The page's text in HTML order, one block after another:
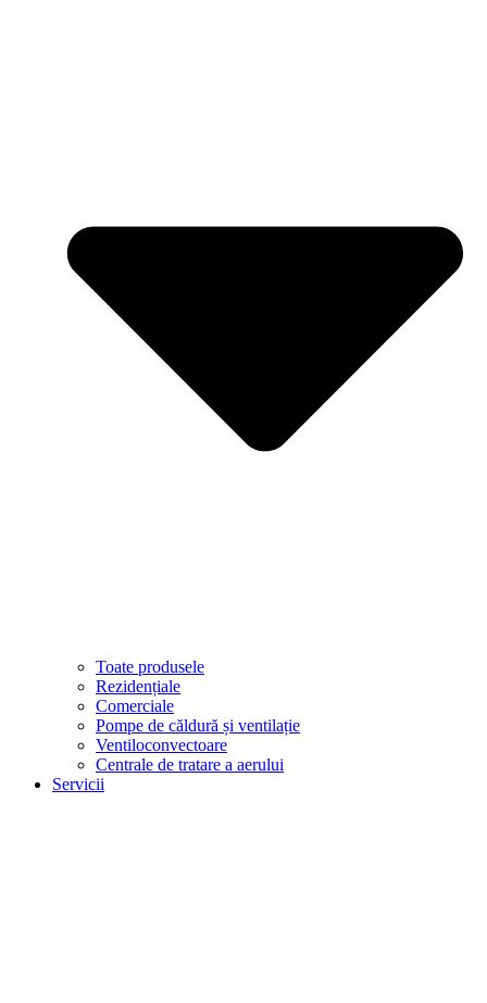
Toate produsele
Rezidențiale
Comerciale
Pompe de căldură și ventilație
Ventiloconvectoare
Centrale de tratare a aerului
Servicii